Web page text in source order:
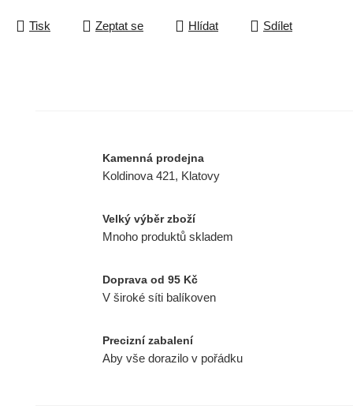
Tisk Zeptat se Hlídat Sdílet
Kamenná prodejna
Koldinova 421, Klatovy
Velký výběr zboží
Mnoho produktů skladem
Doprava od 95 Kč
V široké síti balíkoven
Precizní zabalení
Aby vše dorazilo v pořádku